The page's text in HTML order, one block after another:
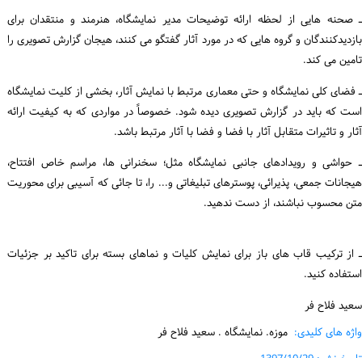
ـ صحنه هایی از لحظه ارائه توضیحات مدیر نمایشگاه، هنرمند و منتقدان برای
بازدیدکنندگان و گروه هایی که در مورد آثار گفتگو می کنند، هیجان گزارش تصویری را
تامین می کند.
ـ فضای کلی نمایشگاه و حتی معماری مرتبط با نمایش آثار، بخشی از کلیت نمایشگاه
است که باید در گزارش تصویری دیده شود. خصوصاً در مواردی که به کیفیت ارائه
آثار و تاثیرات متقابل آثار با فضا و فضا با آثار مرتبط باشد.
ـ حواشی و رویدادهای جانبی نمایشگاه مثل؛ سخنرانی ها، مراسم خاص افتتاح،
هیجانات جمعی، پذیرائی، پوسترهای تبلیغاتی و... را، تا جائی که آسیبی برای محوریت
متن محسوب نباشند، از دست ندهید.
ـ از ترکیب قاب های باز برای نمایش کلیات و نماهای بسته برای تاکید بر جزئیات
استفاده کنید.
سعید فلاح فر
واژه های کلیدی: موزه. نمایشگاه . سعید فلاح فر